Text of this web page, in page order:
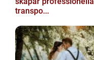
transpo...